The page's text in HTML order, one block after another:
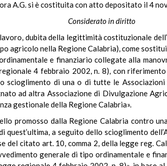
A.G. si è costituita con atto depositato il 4
Considerato in diritto
dubita della legittimità costituzionale
agricolo nella Regione Calabria), come
e finanziario collegate alla
4 febbraio 2002, n. 8), con
scioglimento di una o di tutte le
ad altra Associazione di Divulgazione
gestionale della Regione Calabria».
promosso dalla Regione Calabria contro
a seguito dello scioglimento
del citato art. 10, comma 2, della legge reg.
generale di tipo ordinamentale e